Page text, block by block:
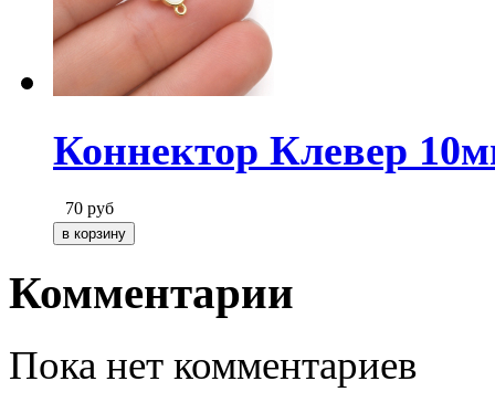
Коннектор Клевер
70 руб
Комментарии
Пока нет комментариев